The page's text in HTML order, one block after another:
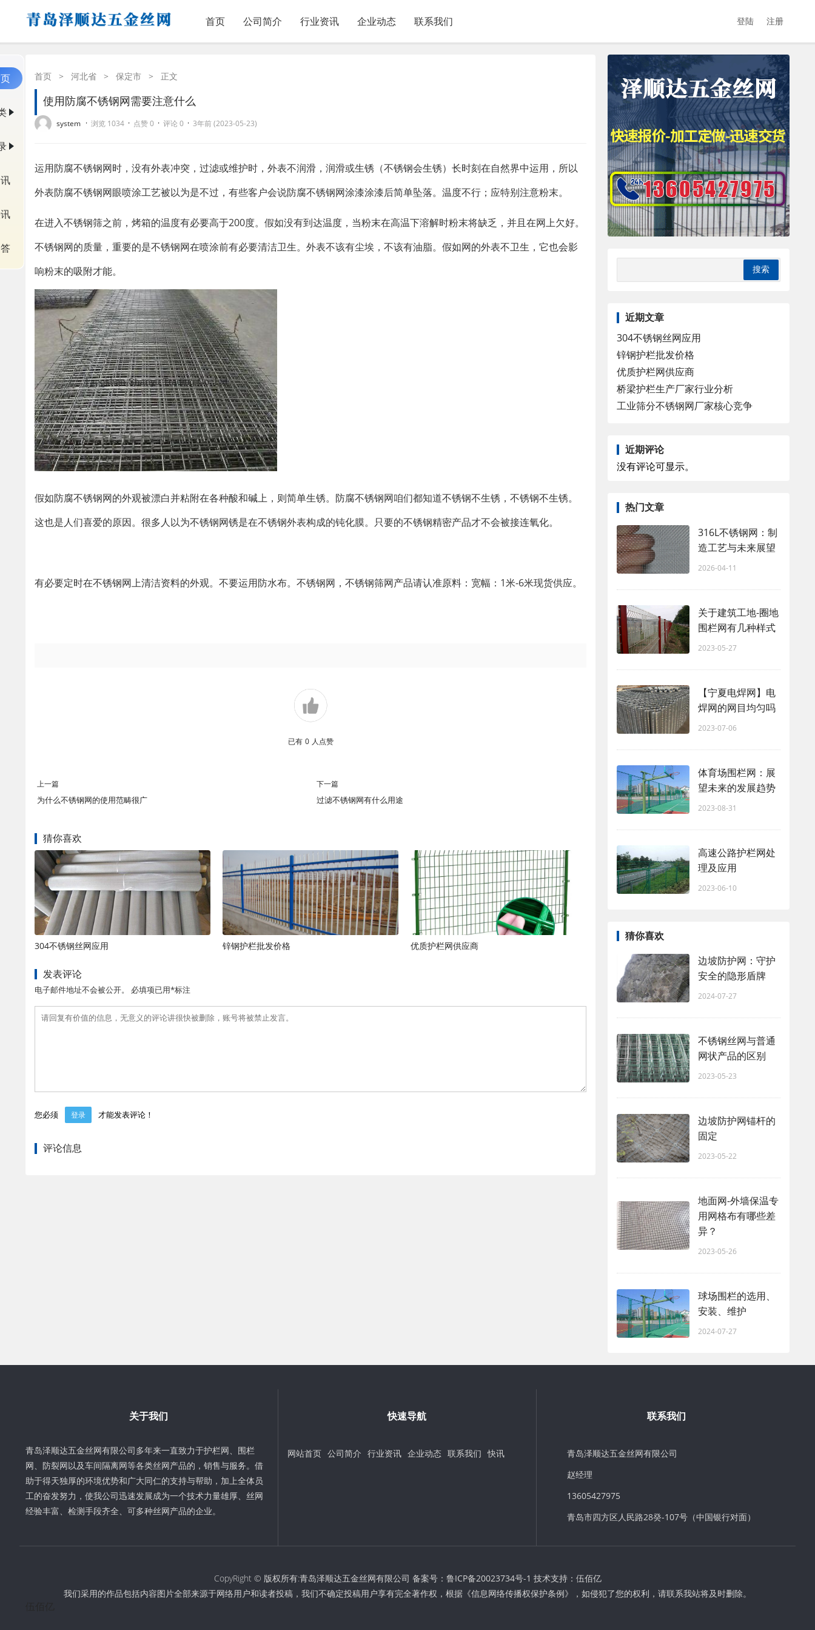
首页 公司简介 行业资讯 企业动态 联系我们 登陆 注册
首页 > 河北省 > 保定市 > 正文
使用防腐不锈钢网需要注意什么
system · 浏览 1034 · 点赞 0 · 评论 0 · 3年前 (2023-05-23)
运用防腐不锈钢网时，没有外表冲突，过滤或维护时，外表不润滑，润滑或生锈（不锈钢会生锈）长时刻在自然界中运用，所以
外表防腐不锈钢网眼喷涂工艺被以为是不过，有些客户会说防腐不锈钢网涂漆涂漆后简单坠落。温度不行；应特别注意粉末。
在进入不锈钢筛之前，烤箱的温度有必要高于200度。假如没有到达温度，当粉末在高温下溶解时粉末将缺乏，并且在网上欠好。
不锈钢网的质量，重要的是不锈钢网在喷涂前有必要清洁卫生。外表不该有尘埃，不该有油脂。假如网的外表不卫生，它也会影
响粉末的吸附才能。
假如防腐不锈钢网的外观被漂白并粘附在各种酸和碱上，则简单生锈。防腐不锈钢网咱们都知道不锈钢不生锈，不锈钢不生锈。
这也是人们喜爱的原因。很多人以为不锈钢网锈是在不锈钢外表构成的钝化膜。只要的不锈钢精密产品才不会被接连氧化。
有必要定时在不锈钢网上清洁资料的外观。不要运用防水布。不锈钢网，不锈钢筛网产品请认准原料：宽幅：1米-6米现货供应。
已有 0 人点赞
上一篇
为什么不锈钢网的使用范畴很广
下一篇
过滤不锈钢网有什么用途
猜你喜欢
304不锈钢丝网应用 锌钢护栏批发价格 优质护栏网供应商
发表评论
电子邮件地址不会被公开。 必填项已用*标注
您必须 登录 才能发表评论！
评论信息
近期文章
304不锈钢丝网应用
锌钢护栏批发价格
优质护栏网供应商
桥梁护栏生产厂家行业分析
工业筛分不锈钢网厂家核心竞争
近期评论
没有评论可显示。
热门文章
316L不锈钢网：制
造工艺与未来展望
2026-04-11
关于建筑工地-圈地
围栏网有几种样式
2023-05-27
【宁夏电焊网】电
焊网的网目均匀吗
2023-07-06
体育场围栏网：展
望未来的发展趋势
2023-08-31
高速公路护栏网处
理及应用
2023-06-10
猜你喜欢
边坡防护网：守护
安全的隐形盾牌
2024-07-27
不锈钢丝网与普通
网状产品的区别
2023-05-23
边坡防护网锚杆的
固定
2023-05-22
地面网-外墙保温专
用网格布有哪些差
异？
2023-05-26
球场围栏的选用、
安装、维护
2024-07-27
关于我们
青岛泽顺达五金丝网有限公司多年来一直致力于护栏网、围栏
网、防裂网以及车间隔离网等各类丝网产品的，销售与服务。借
助于得天独厚的环境优势和广大同仁的支持与帮助，加上全体员
工的奋发努力，使我公司迅速发展成为一个技术力量雄厚、丝网
经验丰富、检测手段齐全、可多种丝网产品的企业。
快速导航
网站首页 公司简介 行业资讯 企业动态 联系我们 快讯
联系我们
青岛泽顺达五金丝网有限公司
赵经理
13605427975
青岛市四方区人民路28癸-107号（中国银行对面）
CopyRight © 版权所有:青岛泽顺达五金丝网有限公司 备案号： 鲁ICP备20023734号-1 技术支持： 伍佰亿
我们采用的作品包括内容图片全部来源于网络用户和读者投稿，我们不确定投稿用户享有完全著作权，根据《信息网络传播权保护条例》，如侵犯了您的权利，请联系我站将及时删除。